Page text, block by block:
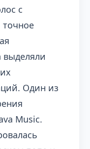
с
выделяли
Один из
Music.